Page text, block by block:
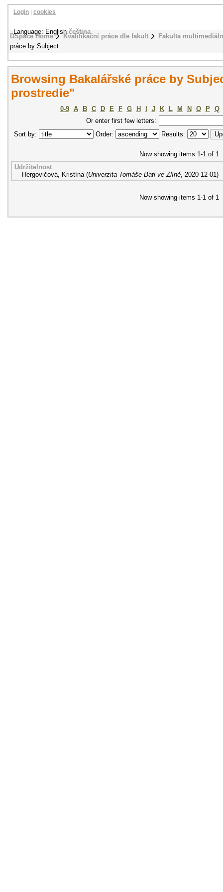
DSpace Home Kvalifikační práce dle fakult
Fakulta
práce by Subject
Login cookies
Language: Englishčeština
Browsing Bakalářské práce by
prostredie"
0-9 A B C D E F G H J K L M N O P
Q
Or enter first few letters:
Sort by:
Order: Results:
Now showing items 1-1 of 1
Udržitelnost
Hergovičová, Kristína (Univerzita Tomáše Bati ve Zlíně, 2020-12-01)
Now showing items 1-1 of 1